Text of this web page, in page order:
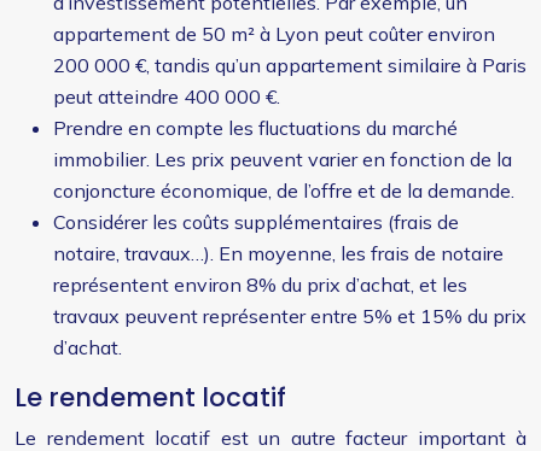
appartement de 50 m² à Lyon peut coûter environ
200 000 €, tandis qu’un appartement similaire à Paris
peut atteindre 400 000 €.
Prendre en compte les fluctuations du marché
immobilier. Les prix peuvent varier en fonction de la
conjoncture économique, de l’offre et de la demande.
Considérer les coûts supplémentaires (frais de
notaire, travaux…). En moyenne, les frais de notaire
représentent environ 8% du prix d’achat, et les
travaux peuvent représenter entre 5% et 15% du prix
d’achat.
Le rendement locatif
Le rendement locatif est un autre facteur important à